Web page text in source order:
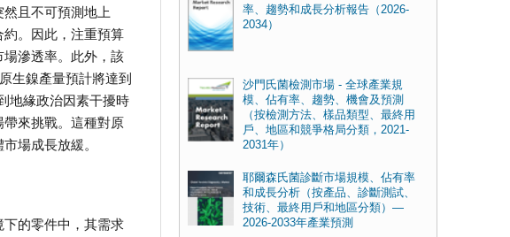
且不可預測地上
。因此，注重預算
滲透率。此外，該
生鎳產量預計將達到
地緣政治因素干擾時
來挑戰。這種對原
場成長放緩。
的零件中，其需求
率、趨勢和成長分析報告（2026-
2034）
沙門氏菌檢測市場 - 全球產業規
模、佔有率、趨勢、機會及預測
（按檢測方法、樣品類型、最終用
戶、地區和競爭格局分類，2021-
2031年）
耶爾森氏菌診斷市場規模、佔有率
和成長分析（按產品、診斷測試、
技術、最終用戶和地區分類）—
2026-2033年產業預測